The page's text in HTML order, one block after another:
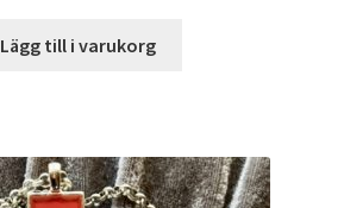
Lägg till i varukorg